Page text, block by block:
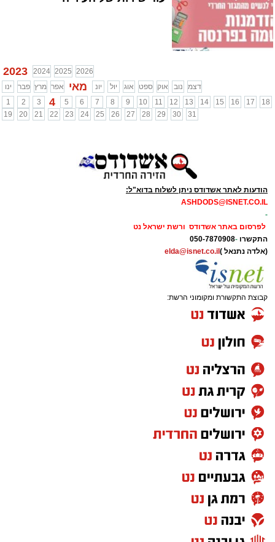
2023 2024 2025 2026
ינו
פבר מרץ אפר מאי יונ יול אוג ספט אוק נוב
דצמ
1
2 3 4 5 6 7 8 9 10 11 12 13 14 15 16 17
18
19
20 21 22 23 24 25 26 27 28 29 30 31
הודעות לאתר אשדודס ניתן לשלוח בדוא"ל:
ASHDODS@ISNET.CO.IL
-
לפרסום באתר אשדודס ורשת ישראל נט
התקשרו -
050-7870908
(אלדה נתנאל ) elda@isnet.co.il
קבוצת התקשורת ומקומוני הרשת: